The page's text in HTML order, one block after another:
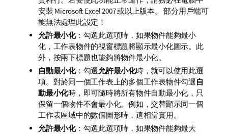
安裝 Microsoft Excel 2007 或以上版本。 部分用戶端可
能無法處理此設定！
允許最小化：勾選此選項時，如果物件能夠最小
化，工作表物件的視窗標題將顯示最小化圖示。此
外，按兩下標題也能夠將物件最小化。
自動最小化：勾選允許最小化時，就可以使用此選
項。對於同一個工作表上的多個工作表物件勾選自
動最小化時，即可隨時將所有物件自動最小化，只
保留一個物件不會最小化。例如，交替顯示同一個
工作表區域中的數個圖形時，這相當實用。
允許最小化：勾選此選項時，如果物件能夠最大